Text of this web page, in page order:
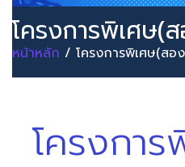
โครงการพิเศษ(
หน้าหลัก / โครงการพิเศษ(สอ
โครงกา